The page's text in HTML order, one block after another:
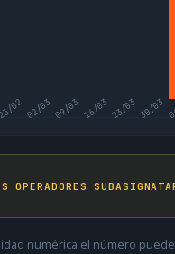
02 02/03 09/03 16/03 23/03 30/03
OPERADORES
numérica el número